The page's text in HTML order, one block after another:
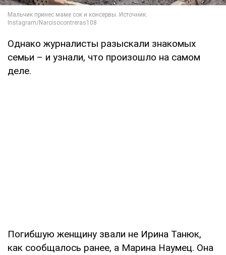
Однако журналисты разыскали знакомых
семьи – и узнали, что произошло на самом
деле.
Погибшую женщину звали не Ирина Танюк,
как сообщалось ранее, а Марина Наумец. Она